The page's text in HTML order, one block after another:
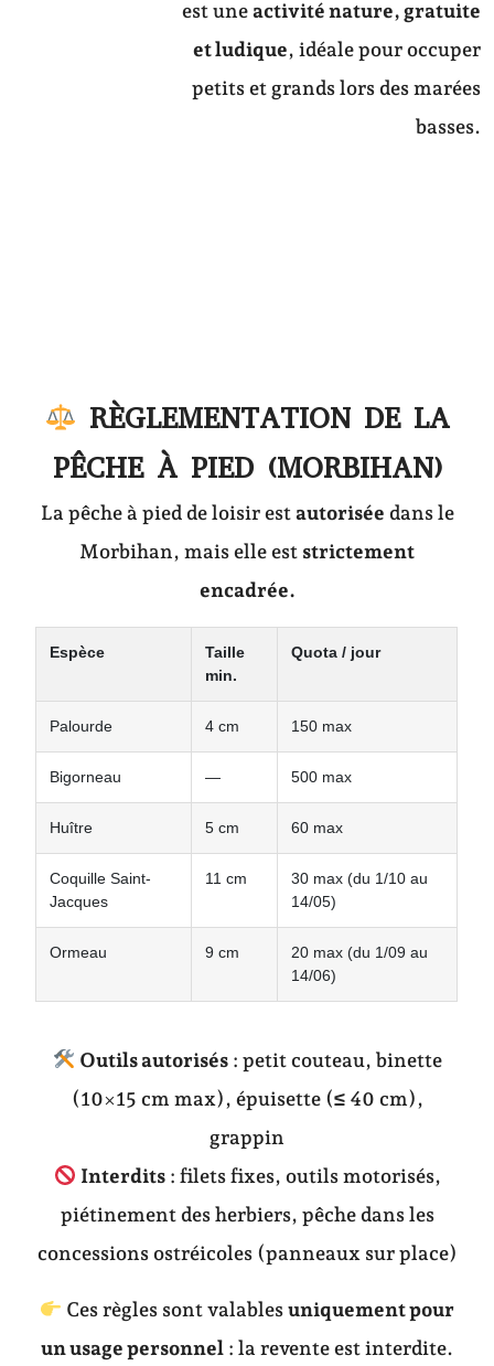
est uneactivité nature, gratuite
et ludique, idéale pour occuper
petits et grands lors des marées
basses.
RÈGLEMENTATION DE LA
PÊCHE À PIED (MORBIHAN)
La pêche à pied de loisir estautorisée dans le
Morbihan, mais elle est strictement
encadrée.
Espèce
Taille
min.
Quota / jour
Palourde 4 cm 150 max
Bigorneau — 500 max
Huître 5 cm 60 max
Coquille Saint-
Jacques
11 cm
30 max (du 1/10 au
14/05)
Ormeau 9 cm
20 max (du 1/09 au
14/06)
Outils autorisés: petit couteau, binette
(10×15 cm max), épuisette (≤ 40 cm),
grappin
Interdits: filets fixes, outils motorisés,
piétinement des herbiers, pêche dans les
concessions ostréicoles (panneaux sur place)
Ces règles sont valablesuniquement pour
un usage personnel : la revente est interdite.